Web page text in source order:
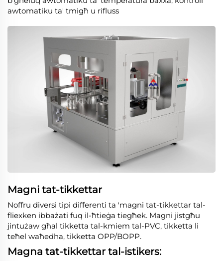
awtomatiku ta' tmigħ u rifluss
Magni tat-tikkettar
Noffru diversi tipi differenti ta 'magni tat-tikkettar tal-
fliexken ibbażati fuq il-ħtieġa tiegħek. Magni jistgħu
jintużaw għal tikketta tal-kmiem tal-PVC, tikketta li
teħel waħedha, tikketta OPP/BOPP.
Magna tat-tikkettar tal-istikers: